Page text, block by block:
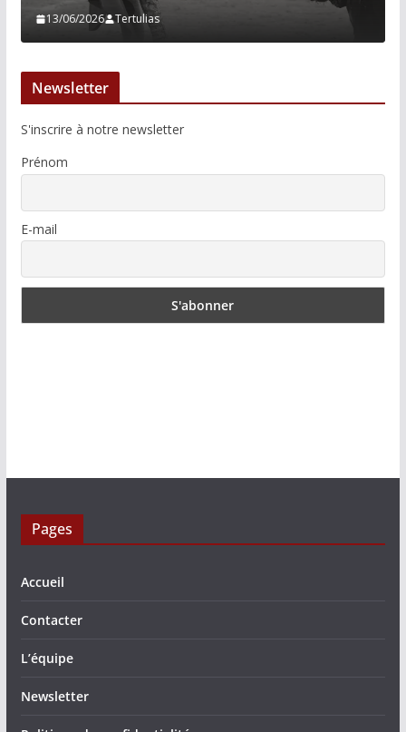
13/06/2026 Tertulias
Newsletter
S'inscrire à notre newsletter
Prénom
E-mail
Pages
Accueil
Contacter
L’équipe
Newsletter